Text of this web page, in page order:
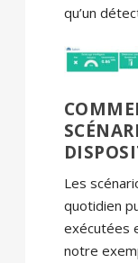
qu’un
Les
quotidien
exécutées
notre